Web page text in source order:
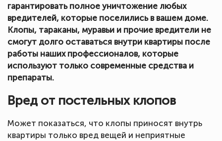
гарантировать полное уничтожение любых
вредителей, которые поселились в вашем доме.
Клопы, тараканы, муравьи и прочие вредители не
смогут долго оставаться внутри квартиры после
работы наших профессионалов, которые
используют только современные средства и
препараты.
Вред от постельных клопов
Может показаться, что клопы приносят внутрь
квартиры только вред вещей и неприятные